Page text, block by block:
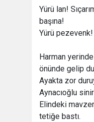
Yürü lan!
başına!
Yürü pezevenk!
Harman
önünde gelip
Ayakta zor
Aynacıoğlu
Elindeki
tetiğe bastı.